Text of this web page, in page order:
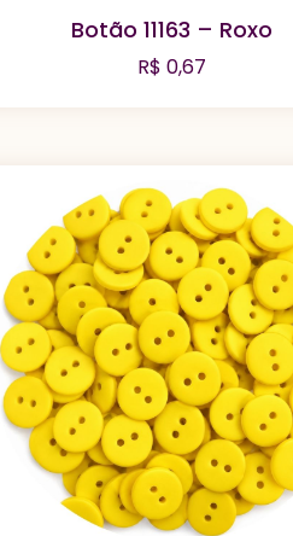
Botão 11163 – Roxo
R$ 0,67